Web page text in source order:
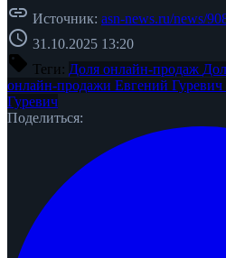
link Источник: asn-news.ru/news/
schedule 31.10.2025 13:20
sell Теги: Доля онлайн-продаж
онлайн-продажи Евгений Гуревич
Гуревич
Поделиться: